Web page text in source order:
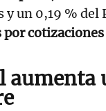
y un 0,19 % del
cotizaciones
aumenta